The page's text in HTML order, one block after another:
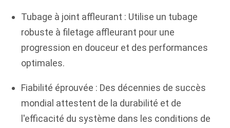
Tubage à joint affleurant : Utilise un tubage
robuste à filetage affleurant pour une
progression en douceur et des performances
optimales.
Fiabilité éprouvée : Des décennies de succès
mondial attestent de la durabilité et de
l'efficacité du système dans les conditions de